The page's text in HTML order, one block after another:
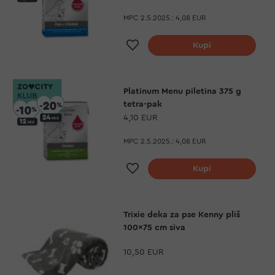
MPC 2.5.2025.: 4,08 EUR
Dodaj na listu želja
Kupi
Platinum Menu piletina 375 g
tetra-pak
4,10 EUR
MPC 2.5.2025.: 4,08 EUR
Dodaj na listu želja
Kupi
Trixie deka za pse Kenny pliš
100x75 cm siva
10,50 EUR